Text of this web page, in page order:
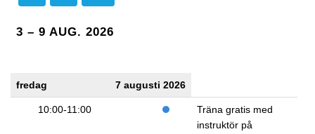
3 – 9 AUG. 2026
fredag 7 augusti 2026
10:00-11:00
Träna gratis med
instruktör på